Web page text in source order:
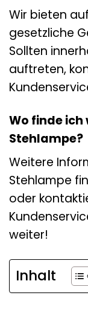
Wir bieten
gesetzliche
Sollten
auftreten,
Wo finde
Stehlampe?
Weitere
Stehlampe
oder
weiter!
Inhalt